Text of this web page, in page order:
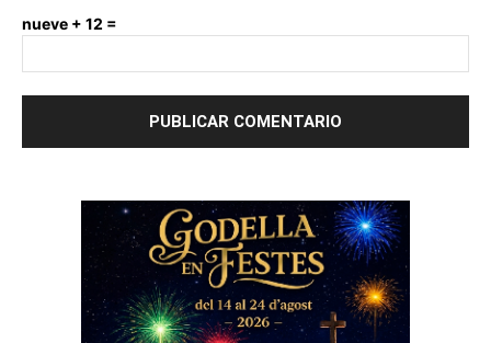
nueve + 12 =